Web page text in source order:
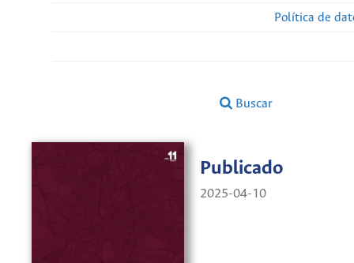
Política de
Buscar
Publicado
2025-04-10